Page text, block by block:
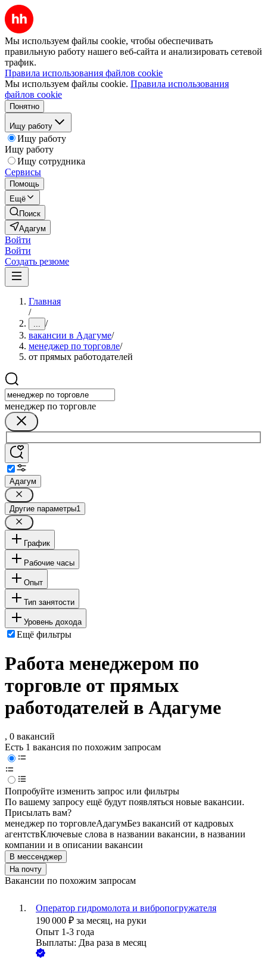
Мы используем файлы cookie, чтобы обеспечивать
правильную работу нашего веб-сайта и анализировать сетевой
трафик.
Правила использования файлов cookie
Мы используем файлы cookie. Правила использования
файлов cookie
Понятно
Ищу работу
Ищу работу
Ищу работу
Ищу сотрудника
Сервисы
Помощь
Ещё
Поиск
Адагум
Войти
Войти
Создать резюме
Главная
/
... /
вакансии в Адагуме/
менеджер по торговле/
от прямых работодателей
менеджер по торговле
Адагум
Другие параметры1
График
Рабочие часы
Опыт
Тип занятости
Уровень дохода
Ещё фильтры
Работа менеджером по
торговле от прямых
работодателей в Адагуме
, 0 вакансий
Есть 1 вакансия по похожим запросам
Попробуйте изменить запрос или фильтры
По вашему запросу ещё будут появляться новые вакансии.
Присылать вам?
менеджер по торговлеАдагумБез вакансий от кадровых
агентствКлючевые слова в названии вакансии, в названии
компании и в описании вакансии
В мессенджер
На почту
Вакансии по похожим запросам
Оператор гидромолота и вибропогружателя
190 000 ₽ за месяц, на руки
Опыт 1-3 года
Выплаты: Два раза в месяц